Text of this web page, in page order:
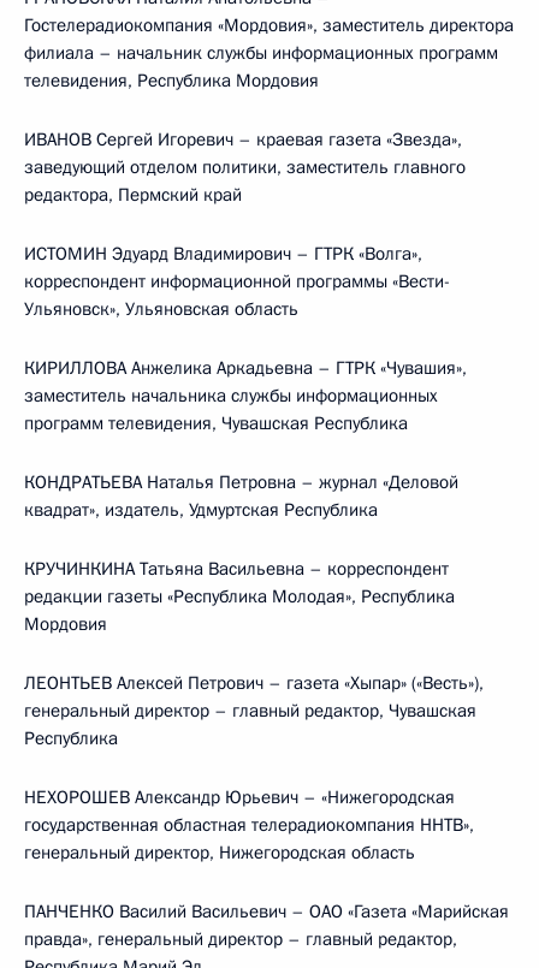
Гостелерадиокомпания «Мордовия», заместитель директора
филиала – начальник службы информационных программ
телевидения, Республика Мордовия
ИВАНОВ Сергей Игоревич – краевая газета «Звезда»,
заведующий отделом политики, заместитель главного
редактора, Пермский край
ИСТОМИН Эдуард Владимирович – ГТРК «Волга»,
корреспондент информационной программы «Вести-
Ульяновск», Ульяновская область
КИРИЛЛОВА Анжелика Аркадьевна – ГТРК «Чувашия»,
заместитель начальника службы информационных
программ телевидения, Чувашская Республика
КОНДРАТЬЕВА Наталья Петровна – журнал «Деловой
квадрат», издатель, Удмуртская Республика
КРУЧИНКИНА Татьяна Васильевна – корреспондент
редакции газеты «Республика Молодая», Республика
Мордовия
ЛЕОНТЬЕВ Алексей Петрович – газета «Хыпар» («Весть»),
генеральный директор – главный редактор, Чувашская
Республика
НЕХОРОШЕВ Александр Юрьевич – «Нижегородская
государственная областная телерадиокомпания ННТВ»,
генеральный директор, Нижегородская область
ПАНЧЕНКО Василий Васильевич – ОАО «Газета «Марийская
правда», генеральный директор – главный редактор,